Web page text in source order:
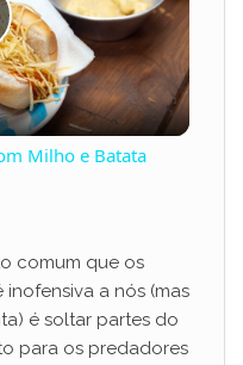
Milho e Batata
comum que os
a nós (mas
é soltar partes do
para os predadores